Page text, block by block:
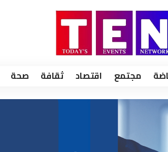
مجتمع اقتصاد ثقافة صحة